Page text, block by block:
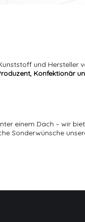
und
Konfektionär
einem Dach – wir
Sonderwünsche